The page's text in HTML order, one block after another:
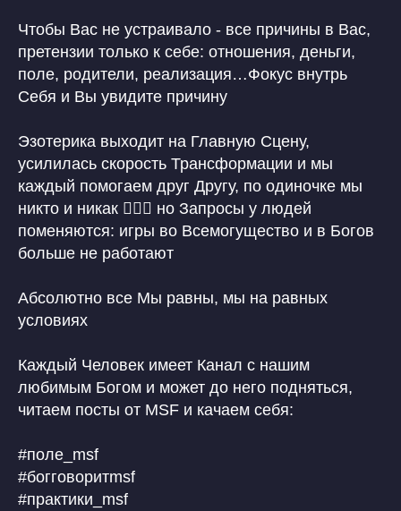
Чтобы Вас не устраивало - все причины в Вас,
претензии только к себе: отношения, деньги,
поле, родители, реализация…Фокус внутрь
Себя и Вы увидите причину
Эзотерика выходит на Главную Сцену,
усилилась скорость Трансформации и мы
каждый помогаем друг Другу, по одиночке мы
никто и никак 🤷🏼‍♀️ но Запросы у людей
поменяются: игры во Всемогущество и в Богов
больше не работают
Абсолютно все Мы равны, мы на равных
условиях
Каждый Человек имеет Канал с нашим
любимым Богом и может до него подняться,
читаем посты от MSF и качаем себя:
#поле_msf
#богговоритmsf
#практики_msf